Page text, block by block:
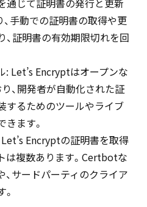
通じて証明書の発行と更新
手動での証明書の取得や更
証明書の有効期限切れを回
: Let’s Encryptはオープンな
、開発者が自動化された証
するためのツールやライブ
ます。
Encryptの証明書を取得
は複数あります。Certbotな
サードパーティのクライア